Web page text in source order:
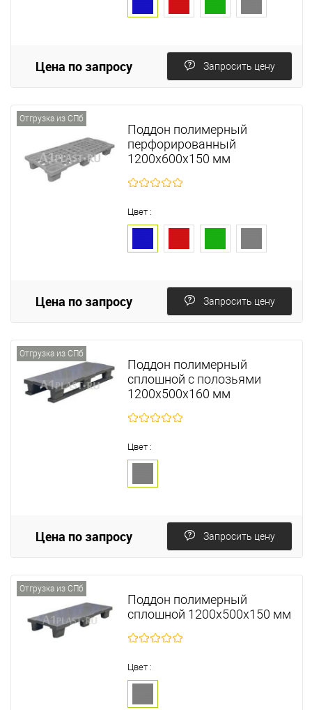
Цена по запросу Запросить цену
Отгрузка из СПб
Поддон полимерный
перфорированный
1200х600х150 мм
Цвет :
Цена по запросу Запросить цену
Отгрузка из СПб
Поддон полимерный
сплошной с полозьями
1200х500х160 мм
Цвет :
Цена по запросу Запросить цену
Отгрузка из СПб
Поддон полимерный
сплошной 1200х500х150 мм
Цвет :